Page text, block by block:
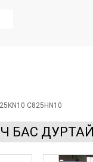
C825HN10
Ч БАС